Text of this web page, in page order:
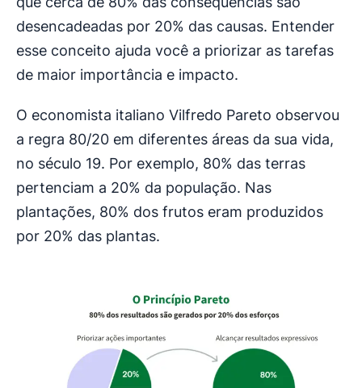
desencadeadas por 20% das causas. Entender
esse conceito ajuda você a priorizar as tarefas
de maior importância e impacto.
O economista italiano Vilfredo Pareto observou
a regra 80/20 em diferentes áreas da sua vida,
no século 19. Por exemplo, 80% das terras
pertenciam a 20% da população. Nas
plantações, 80% dos frutos eram produzidos
por 20% das plantas.